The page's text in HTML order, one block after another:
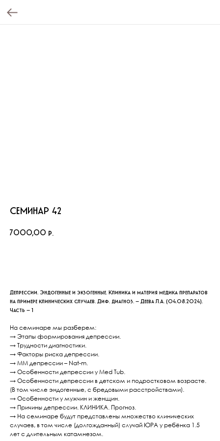
СЕМИНАР 42
7000,00 р.
Депрессии. Эндогенные и экзогенные. Клиника и материя медика препаратов
на примере клинических случаев. Диф. диагноз. – Деева Л.А. (04.08.2024).
Часть – 1
На семинаре мы разберем:
→ Этапы формирования депрессии.
→ Трудности диагностики.
→ Факторы риска депрессии.
→ ММ депрессии – Nat-m.
→ Особенности депрессии у Med Tub.
→ Особенности депрессии в детском и подростковом возрасте.
(В том числе эндогенные, с бредовыми расстройствами).
→ Особенности у мужчин и женщин.
→ Причины депрессии. КЛИНИКА. Прогноз.
→ На семинаре будут представлены множество клинических
случаев, в том числе (долгожданный) случай ЮРА у ребёнка 1.5
лет с длительным катамнезом.